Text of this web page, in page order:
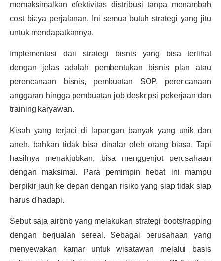
memaksimalkan efektivitas distribusi tanpa menambah
cost biaya perjalanan. Ini semua butuh strategi yang jitu
untuk mendapatkannya.
Implementasi dari strategi bisnis yang bisa terlihat
dengan jelas adalah pembentukan bisnis plan atau
perencanaan bisnis, pembuatan SOP, perencanaan
anggaran hingga pembuatan job deskripsi pekerjaan dan
training karyawan.
Kisah yang terjadi di lapangan banyak yang unik dan
aneh, bahkan tidak bisa dinalar oleh orang biasa. Tapi
hasilnya menakjubkan, bisa menggenjot perusahaan
dengan maksimal. Para pemimpin hebat ini mampu
berpikir jauh ke depan dengan risiko yang siap tidak siap
harus dihadapi.
Sebut saja airbnb yang melakukan strategi bootstrapping
dengan berjualan sereal. Sebagai perusahaan yang
menyewakan kamar untuk wisatawan melalui basis